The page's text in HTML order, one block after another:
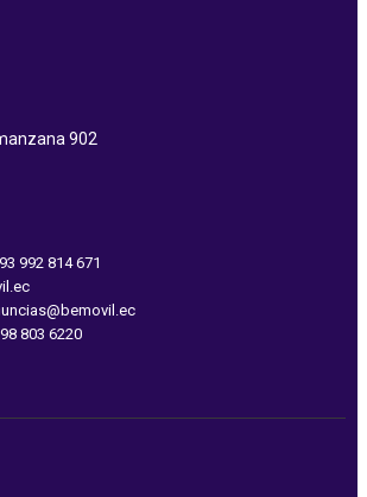
902
992 814 671
803 6220